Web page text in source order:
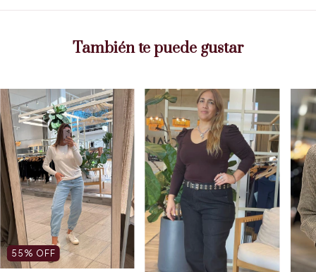
También te puede gustar
55 % OFF